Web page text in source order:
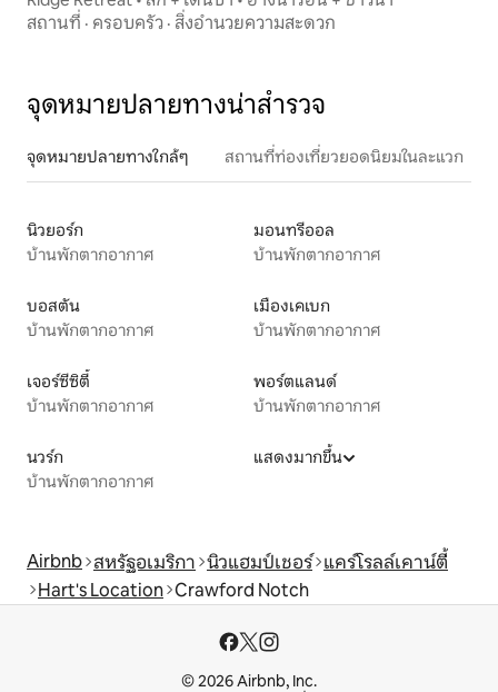
สถานที่ · ครอบครัว · สิ่งอำนวยความสะดวก
จุดหมายปลายทางน่าสำรวจ
จุดหมายปลายทางใกล้ๆ สถานที่ท่องเที่ยวยอดนิยมในละแวก
นิวยอร์ก
บ้านพักตากอากาศ
มอนทรีออล
บ้านพักตากอากาศ
บอสตัน
บ้านพักตากอากาศ
เมืองเคเบก
บ้านพักตากอากาศ
เจอร์ซีซิตี้
บ้านพักตากอากาศ
พอร์ตแลนด์
บ้านพักตากอากาศ
นวร์ก
บ้านพักตากอากาศ
แสดงมากขึ้น
Airbnb สหรัฐอเมริกา นิวแฮมป์เชอร์ แคร์โรลล์เคาน์ตี้
Hart's Location Crawford Notch
© 2026 Airbnb, Inc.